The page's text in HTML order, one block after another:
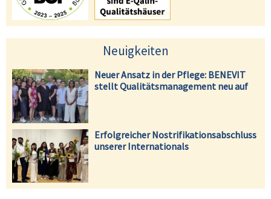
Neuigkeiten
Neuer Ansatz in der Pflege: BENEVIT
stellt Qualitätsmanagement neu auf
Erfolgreicher Nostrifikationsabschluss
unserer Internationals